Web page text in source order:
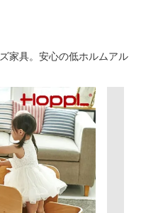
家具。安心の低ホルムアル